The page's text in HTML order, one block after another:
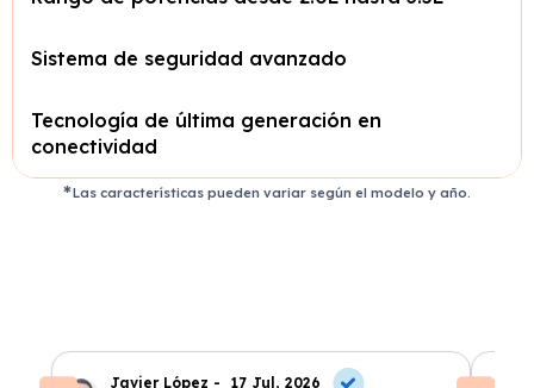
Sistema de seguridad avanzado
Tecnología de última generación en
conectividad
Las características pueden variar según el modelo y año.
Javier López - 17 Jul, 2026